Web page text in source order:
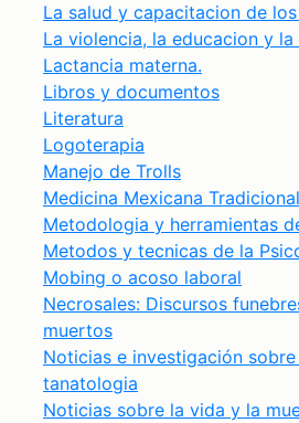
La salud y capacitacion de
La violencia, la educacion y la
Lactancia materna.
Libros y documentos
Literatura
Logoterapia
Manejo de Trolls
Medicina Mexicana Tradicional
Metodologia y herramientas
Metodos y tecnicas de la
Mobing o acoso laboral
Necrosales: Discursos
muertos
Noticias e investigación
tanatologia
Noticias sobre la vida y la